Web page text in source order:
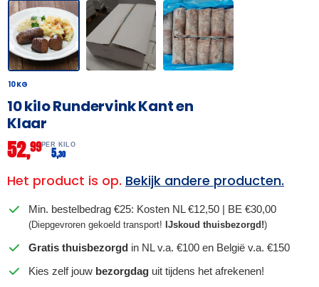
10 KG
10 kilo Rundervink Kant en
Klaar
52,99PER KILO
5,30
Het product is op. Bekijk andere producten.
Min. bestelbedrag €25: Kosten NL €12,50 | BE €30,00
(Diepgevroren gekoeld transport! IJskoud thuisbezorgd!)
Gratis thuisbezorgd in NL v.a. €100 en België v.a. €150
Kies zelf jouw bezorgdag uit tijdens het afrekenen!